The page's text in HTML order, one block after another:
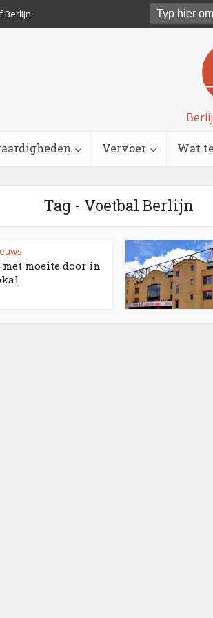
Berlijn
Vervoer Wat
Tag - Voetbal Berlijn
moeite door in